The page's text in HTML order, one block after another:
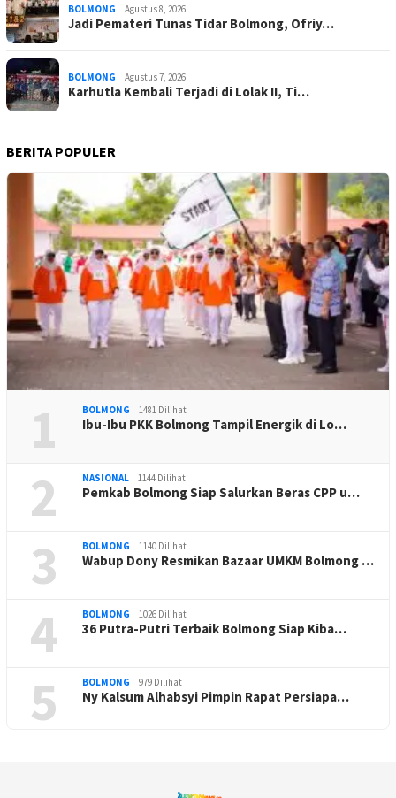
BOLMONG Agustus 8, 2026
Jadi Pemateri Tunas Tidar Bolmong, Ofriy…
BOLMONG Agustus 7, 2026
Karhutla Kembali Terjadi di Lolak II, Ti…
BERITA POPULER
1 BOLMONG 1481 Dilihat
Ibu-Ibu PKK Bolmong Tampil Energik di Lo…
2 NASIONAL 1144 Dilihat
Pemkab Bolmong Siap Salurkan Beras CPP u…
3 BOLMONG 1140 Dilihat
Wabup Dony Resmikan Bazaar UMKM Bolmong …
4 BOLMONG 1026 Dilihat
36 Putra-Putri Terbaik Bolmong Siap Kiba…
5 BOLMONG 979 Dilihat
Ny Kalsum Alhabsyi Pimpin Rapat Persiapa…